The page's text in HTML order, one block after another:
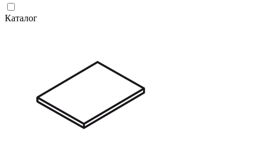
Каталог